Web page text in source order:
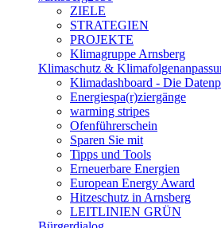
ZIELE
STRATEGIEN
PROJEKTE
Klimagruppe Arnsberg
Klimaschutz &
Klimadashboard - Die
Energiespa(r)ziergänge
warming stripes
Ofenführerschein
Sparen Sie mit
Tipps und Tools
Erneuerbare Energien
European Energy Award
Hitzeschutz in Arnsberg
LEITLINIEN GRÜN